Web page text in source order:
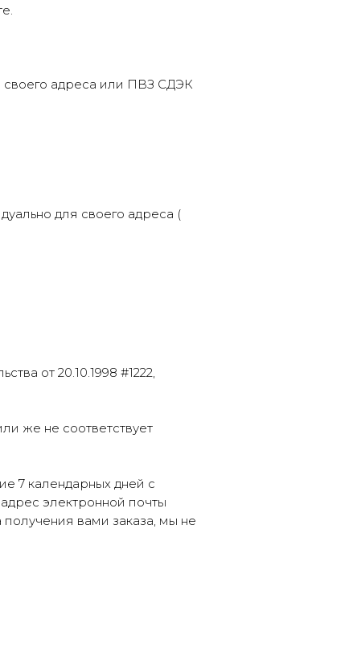
своего адреса или ПВЗ СДЭК
для своего адреса (
от 20.10.1998 #1222,
же не соответствует
7 календарных дней с
электронной почты
вами заказа, мы не